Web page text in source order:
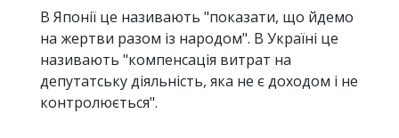
В Японії це називають "показати, що йдемо
на жертви разом із народом". В Україні це
називають "компенсація витрат на
депутатську діяльність, яка не є доходом і не
контролюється".